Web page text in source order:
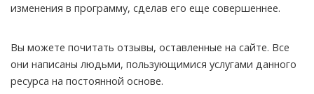
изменения в программу, сделав его еще совершеннее.
Вы можете почитать отзывы, оставленные на сайте. Все
они написаны людьми, пользующимися услугами данного
ресурса на постоянной основе.